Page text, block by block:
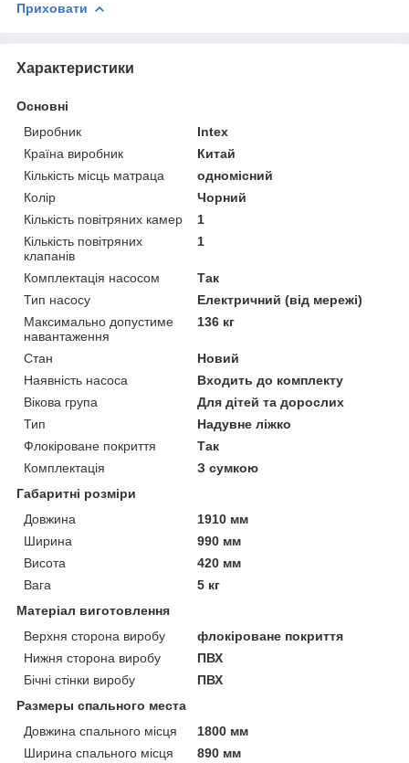
Приховати
Характеристики
Основні
Виробник
Intex
Країна виробник
Китай
Кількість місць матраца
одномісний
Колір
Чорний
Кількість повітряних камер
1
Кількість повітряних
клапанів
1
Комплектація насосом
Так
Тип насосу
Електричний (від мережі)
Максимально допустиме
навантаження
136 кг
Стан
Новий
Наявність насоса
Входить до комплекту
Вікова група
Для дітей та дорослих
Тип
Надувне ліжко
Флокіроване покриття
Так
Комплектація
З сумкою
Габаритні розміри
Довжина
1910 мм
Ширина
990 мм
Висота
420 мм
Вага
5 кг
Матеріал виготовлення
Верхня сторона виробу
флокіроване покриття
Нижня сторона виробу
ПВХ
Бічні стінки виробу
ПВХ
Размеры спального места
Довжина спального місця
1800 мм
Ширина спального місця
890 мм